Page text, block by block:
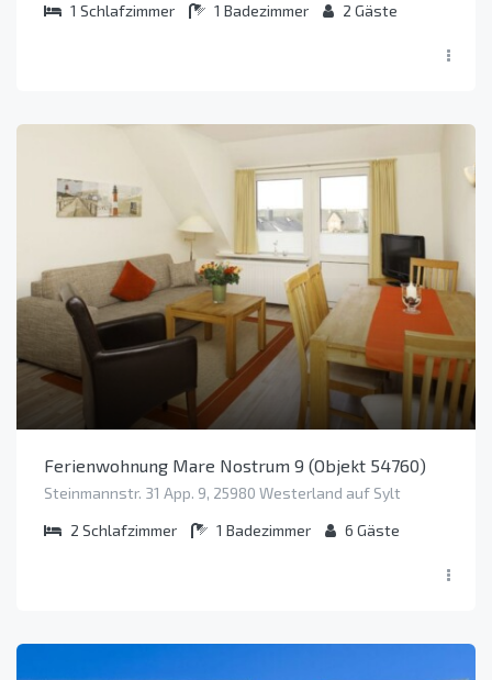
1 Schlafzimmer 1 Badezimmer 2 Gäste
Ferienwohnung Mare Nostrum 9 (Objekt 54760)
Steinmannstr. 31 App. 9, 25980 Westerland auf Sylt
2 Schlafzimmer 1 Badezimmer 6 Gäste